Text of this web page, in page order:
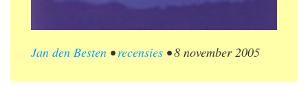
Jan den Besten •recensies •8 november 2005